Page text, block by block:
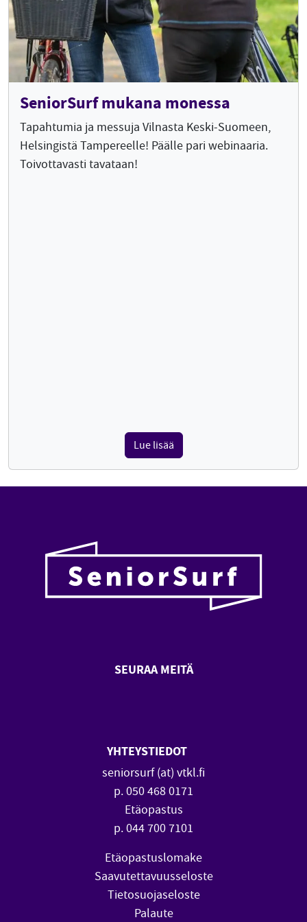
SeniorSurf mukana monessa
Tapahtumia ja messuja Vilnasta Keski-Suomeen,
Helsingistä Tampereelle! Päälle pari webinaaria.
Toivottavasti tavataan!
Lue lisää
SEURAA MEITÄ
YHTEYSTIEDOT
seniorsurf (at) vtkl.fi
p. 050 468 0171
Etäopastus
p. 044 700 7101
Etäopastuslomake
Saavutettavuusseloste
Tietosuojaseloste
Palaute